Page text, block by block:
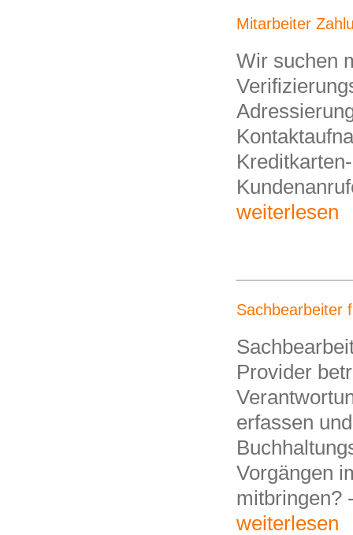
Mitarbeiter
Wir suchen
weiterlesen
Sachbearbeiter
Provider
erfassen
Vorgängen
mitbringen?
weiterlesen